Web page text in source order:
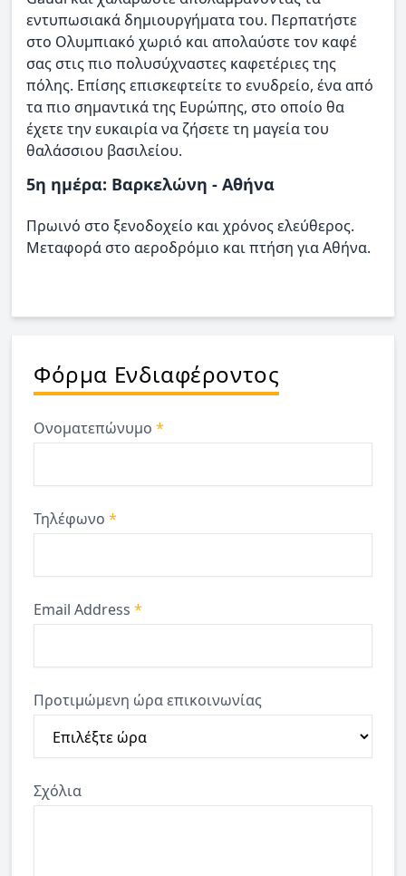
εντυπωσιακά δημιουργήματα του. Περπατήστε
στο Ολυμπιακό χωριό και απολαύστε τον καφέ
σας στις πιο πολυσύχναστες καφετέριες της
πόλης. Επίσης επισκεφτείτε το ενυδρείο, ένα από
τα πιο σημαντικά της Ευρώπης, στο οποίο θα
έχετε την ευκαιρία να ζήσετε τη μαγεία του
θαλάσσιου βασιλείου.
5η ημέρα: Βαρκελώνη - Αθήνα
Πρωινό στο ξενοδοχείο και χρόνος ελεύθερος.
Μεταφορά στο αεροδρόμιο και πτήση για Αθήνα.
Φόρμα Ενδιαφέροντος
Ονοματεπώνυμο *
Τηλέφωνο *
Email Address *
Προτιμώμενη ώρα επικοινωνίας
Σχόλια